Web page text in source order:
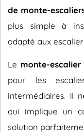
de monte-
plus simple à
adapté aux
Le monte-
pour les
intermédiaires. Il
qui implique un
solution